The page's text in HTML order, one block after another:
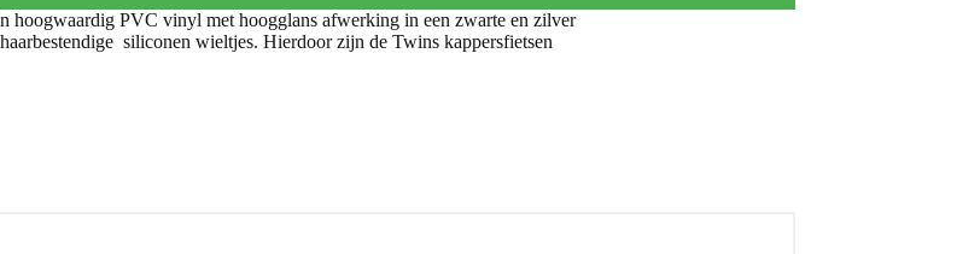
hoogwaardig PVC vinyl met hoogglans afwerking in een zwarte en zilver
siliconen wieltjes. Hierdoor zijn de Twins kappersfietsen